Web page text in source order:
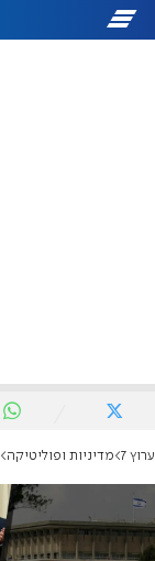
ערוץ 7 מדיניות ופוליטיקה